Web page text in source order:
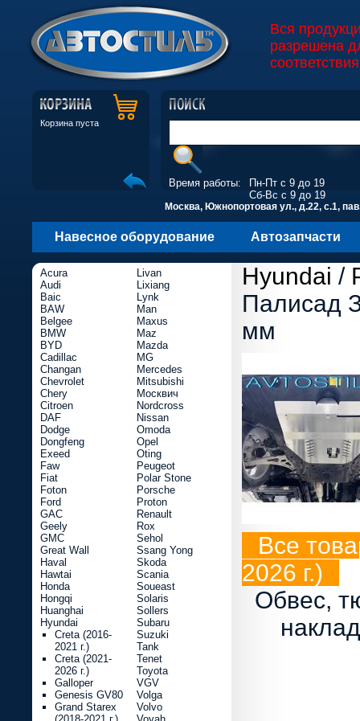
Вся
разрешена
Корзина пуста
Время работы:
Пн-Пт с 9 до 19
Сб-Вс с 9 до 19
Москва, Южнопортовая ул., д.22, с.1,
Навесное оборудование Автозапчасти
Hyundai /
Палисад
мм
Все
2026 г.)
Обвес,
Acura
Audi
Baic
BAW
Belgee
BMW
BYD
Cadillac
Changan
Chevrolet
Chery
Citroen
DAF
Dodge
Dongfeng
Exeed
Faw
Fiat
Foton
Ford
GAC
Geely
GMC
Great Wall
Haval
Hawtai
Honda
Hongqi
Huanghai
Hyundai
Creta (2016-
2021 г.)
Creta (2021-
2026 г.)
Galloper
Genesis GV80
Grand Starex
Livan
Lixiang
Lynk
Man
Maxus
Maz
Mazda
MG
Mercedes
Mitsubishi
Москвич
Nordcross
Nissan
Omoda
Opel
Oting
Peugeot
Polar Stone
Porsche
Proton
Renault
Rox
Sehol
Ssang Yong
Skoda
Scania
Soueast
Solaris
Sollers
Subaru
Suzuki
Tank
Tenet
Toyota
VGV
Volga
Volvo